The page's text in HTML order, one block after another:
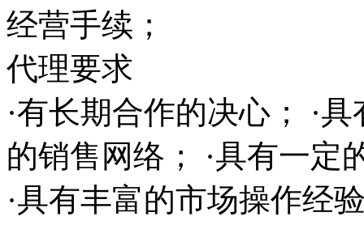
经营手续；
代理要求
·有长期合作的决心； ·
的销售网络； ·具有一定
·具有丰富的市场操作经